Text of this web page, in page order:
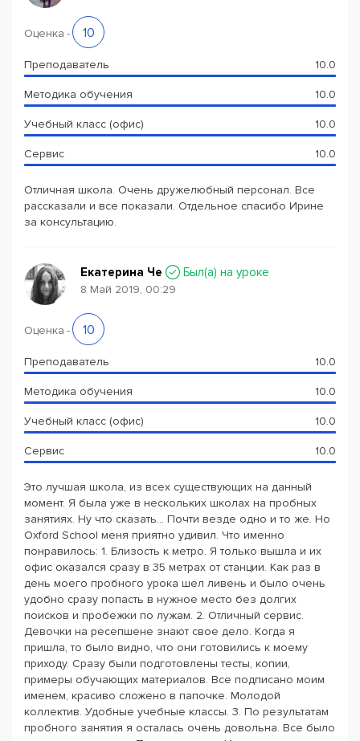
Оценка - 10
Преподаватель 10.0
Методика обучения 10.0
Учебный класс (офис) 10.0
Сервис 10.0
Отличная школа. Очень дружелюбный персонал. Все
рассказали и все показали. Отдельное спасибо Ирине
за консультацию.
Екатерина Че Был(a) на уроке
8 Май 2019, 00:29
Оценка - 10
Преподаватель 10.0
Методика обучения 10.0
Учебный класс (офис) 10.0
Сервис 10.0
Это лучшая школа, из всех существующих на данный
момент. Я была уже в нескольких школах на пробных
занятиях. Ну что сказать... Почти везде одно и то же. Но
Oxford School меня приятно удивил. Что именно
понравилось: 1. Близость к метро. Я только вышла и их
офис оказался сразу в 35 метрах от станции. Как раз в
день моего пробного урока шел ливень и было очень
удобно сразу попасть в нужное место без долгих
поисков и пробежки по лужам. 2. Отличный сервис.
Девочки на ресепшене знают свое дело. Когда я
пришла, то было видно, что они готовились к моему
приходу. Сразу были подготовлены тесты, копии,
примеры обучающих материалов. Все подписано моим
именем, красиво сложено в папочке. Молодой
коллектив. Удобные учебные классы. 3. По результатам
пробного занятия я осталась очень довольна. Все было